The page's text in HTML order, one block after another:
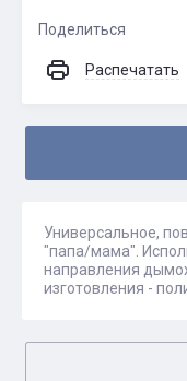
Поделиться
Распечатать
Универсальное,
"папа/мама".
направления
изготовления -